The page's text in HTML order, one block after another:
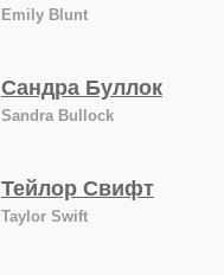
Emily Blunt
Сандра Буллок
Sandra Bullock
Тейлор Свифт
Taylor Swift